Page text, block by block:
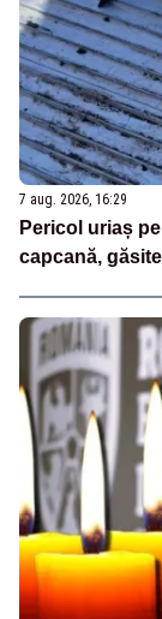
7 aug. 2026, 16:29
Pericol uriaș
capcană,